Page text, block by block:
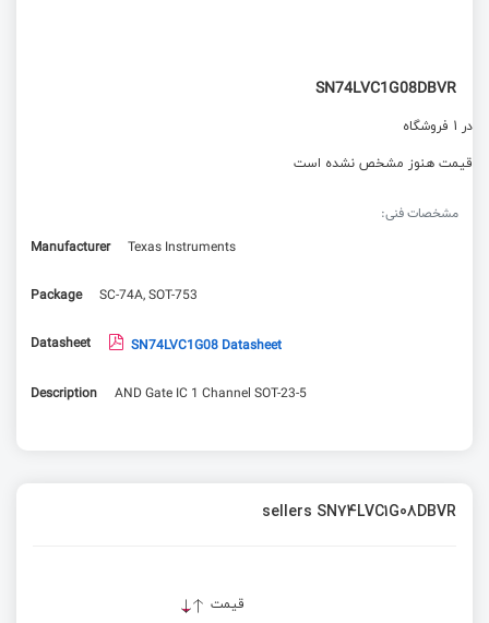
SN74LVC1G08DBVR
در 1 فروشگاه
قیمت هنوز مشخص نشده است
مشخصات فنی:
Manufacturer
Texas Instruments
Package SC-74A, SOT-753
Datasheet SN74LVC1G08 Datasheet
Description AND Gate IC 1 Channel SOT-23-5
sellers SN74LVC1G08DBVR
قیمت